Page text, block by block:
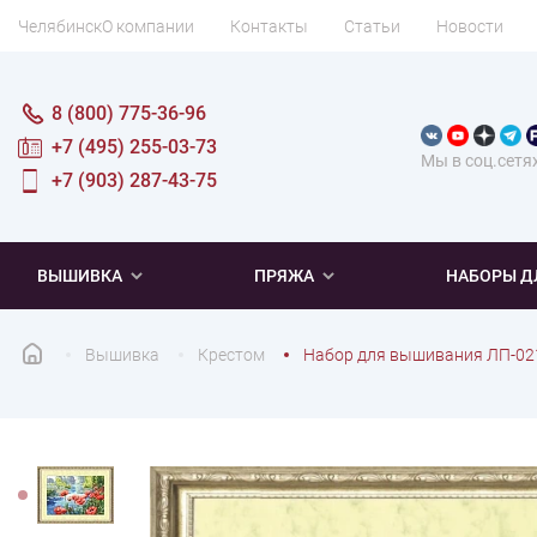
ЧелябинскО компании Контакты Статьи Новости
Мы в
8 (800) 775-36-96
+7 (495) 255-03-73
+7 (903) 287-43-75
ВЫШИВКА ПРЯЖА НАБОРЫ
Вышивка Крестом Набор для вышивания ЛП-